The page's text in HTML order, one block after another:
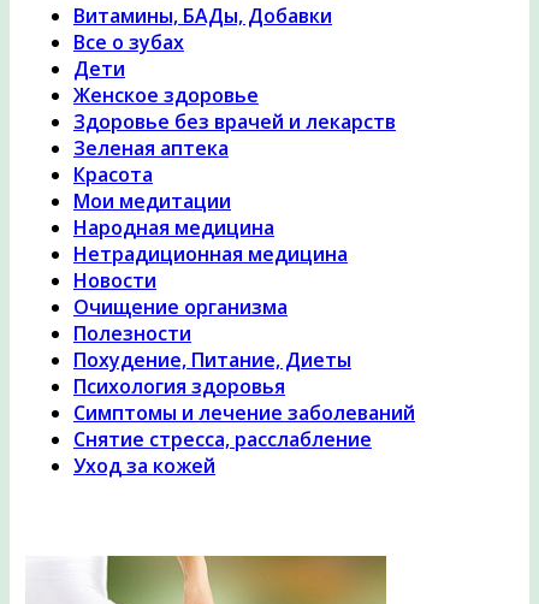
Витамины, БАДы, Добавки
Все о зубах
Дети
Женское здоровье
Здоровье без врачей и лекарств
Зеленая аптека
Красота
Мои медитации
Народная медицина
Нетрадиционная медицина
Новости
Очищение организма
Полезности
Похудение, Питание, Диеты
Психология здоровья
Симптомы и лечение заболеваний
Снятие стресса, расслабление
Уход за кожей